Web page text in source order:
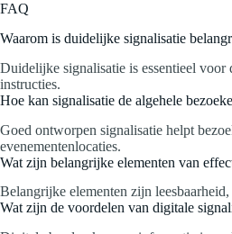
FAQ
Waarom is duidelijke signalisatie
Duidelijke signalisatie is essentieel
instructies.
Hoe kan signalisatie de algehele
Goed ontworpen signalisatie helpt
evenementenlocaties.
Wat zijn belangrijke elementen van
Belangrijke elementen zijn
Wat zijn de voordelen van digitale